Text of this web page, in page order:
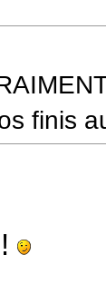
finis